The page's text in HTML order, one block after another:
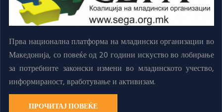
Прва национална платформа на младински организации во
Македонија, со повеќе од 20 години искуство во лобирање
за потребните законски измени во младинското учество,
информираност, вработување и активизам.
ПРОЧИТАЈ ПОВЕЌЕ